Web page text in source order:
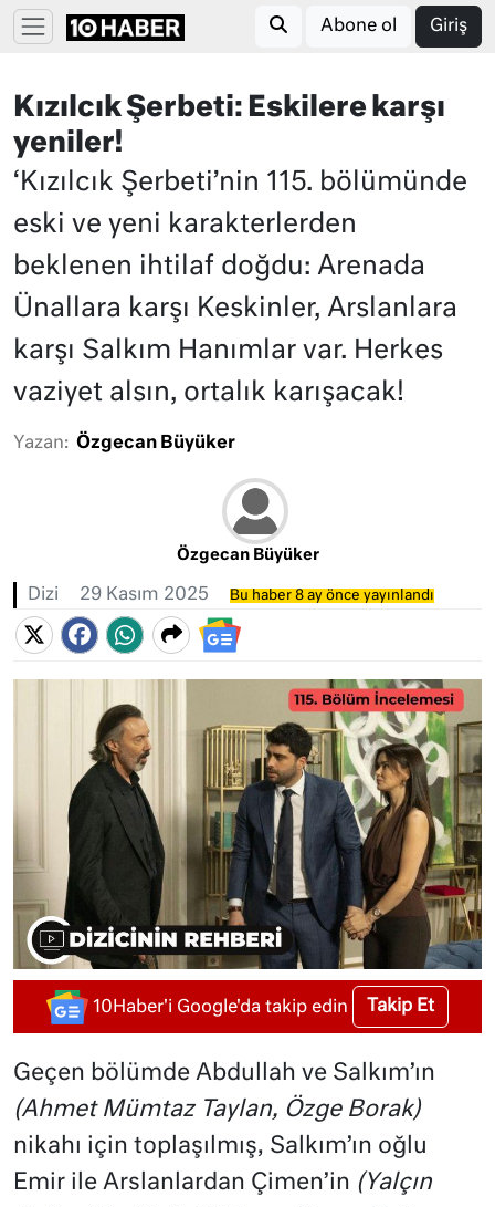
Abone ol Giriş
Kızılcık Şerbeti: Eskilere karşı
yeniler!
‘Kızılcık Şerbeti’nin 115. bölümünde
eski ve yeni karakterlerden
beklenen ihtilaf doğdu: Arenada
Ünallara karşı Keskinler, Arslanlara
karşı Salkım Hanımlar var. Herkes
vaziyet alsın, ortalık karışacak!
Yazan: Özgecan Büyüker
Özgecan Büyüker
Dizi 29 Kasım 2025 Bu haber 8 ay önce yayınlandı
10Haber'i Google'da takip edin Takip Et
Geçen bölümde Abdullah ve Salkım’ın
(Ahmet Mümtaz Taylan, Özge Borak)
nikahı için toplaşılmış, Salkım’ın oğlu
Emir ile Arslanlardan Çimen’in (Yalçın